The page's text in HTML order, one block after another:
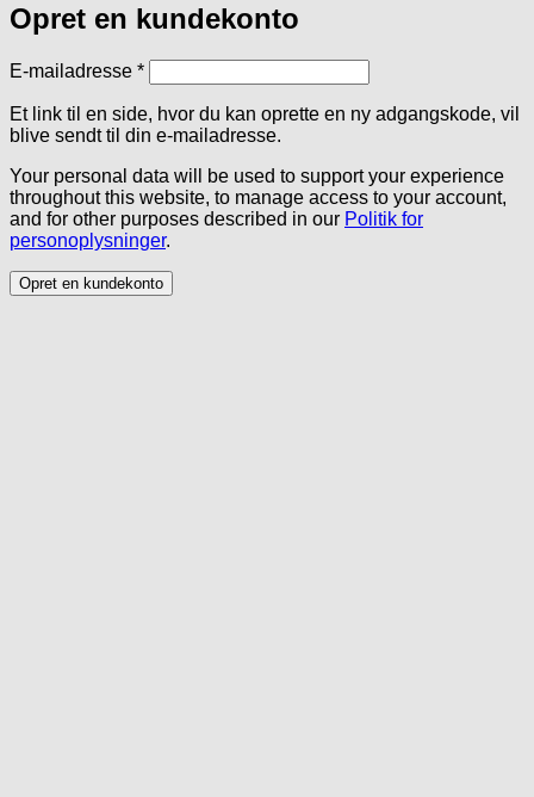
Opret en kundekonto
E-mailadresse *Påkrævet
Et link til en side, hvor du kan oprette en ny adgangskode, vil
blive sendt til din e-mailadresse.
Your personal data will be used to support your experience
throughout this website, to manage access to your account,
and for other purposes described in our Politik for
personoplysninger.
Opret en kundekonto